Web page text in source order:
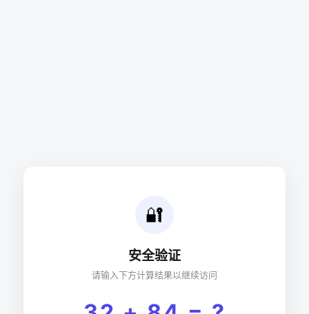
🔐
安全验证
请输入下方计算结果以继续访问